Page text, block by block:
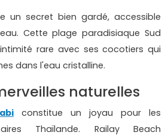
un secret bien gardé, accessible
Cette plage paradisiaque Sud
rare avec ses cocotiers qui
dans l'eau cristalline.
naturelles
constitue un joyau pour les
Thaïlande. Railay Beach